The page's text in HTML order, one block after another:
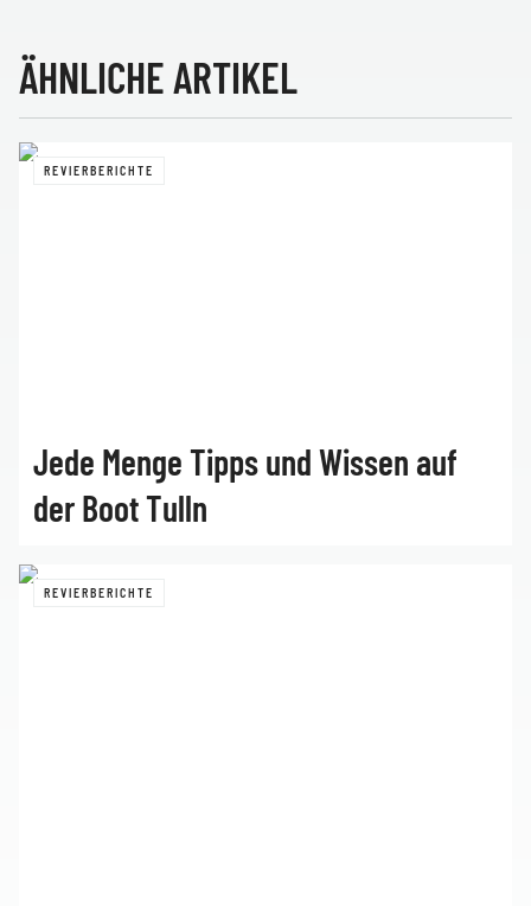
ÄHNLICHE ARTIKEL
REVIERBERICHTE
Jede Menge Tipps und Wissen auf
der Boot Tulln
REVIERBERICHTE